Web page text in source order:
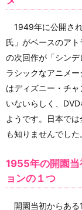
1949年に公開さ
氏」がベースのア
の次回作が「シン
ラシックなアニメ
はディズニー・チ
いないらしく、
ようです。日本で
も知りませんでした
1955年の開園
ョンの１つ
開園当初からある